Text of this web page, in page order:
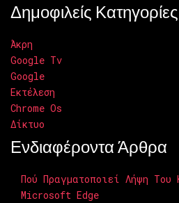
Δημοφιλείς Κατηγορίες
Άκρη
Google Tv
Google
Εκτέλεση
Chrome Os
Δίκτυο
Ενδιαφέροντα Άρθρα
Πού Πραγματοποιεί Λήψη Του
Microsoft Edge